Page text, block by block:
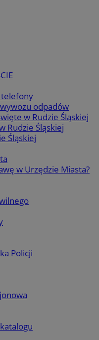
telefony
odpadów
w Rudzie Śląskiej
Rudzie Śląskiej
Śląskiej
w Urzędzie Miasta?
Policji